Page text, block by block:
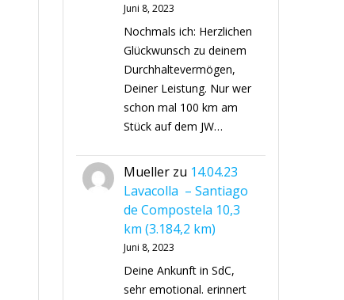
Juni 8, 2023
Nochmals ich: Herzlichen
Glückwunsch zu deinem
Durchhaltevermögen,
Deiner Leistung. Nur wer
schon mal 100 km am
Stück auf dem JW…
Mueller zu 14.04.23
Lavacolla – Santiago
de Compostela 10,3
km (3.184,2 km)
Juni 8, 2023
Deine Ankunft in SdC,
sehr emotional. erinnert